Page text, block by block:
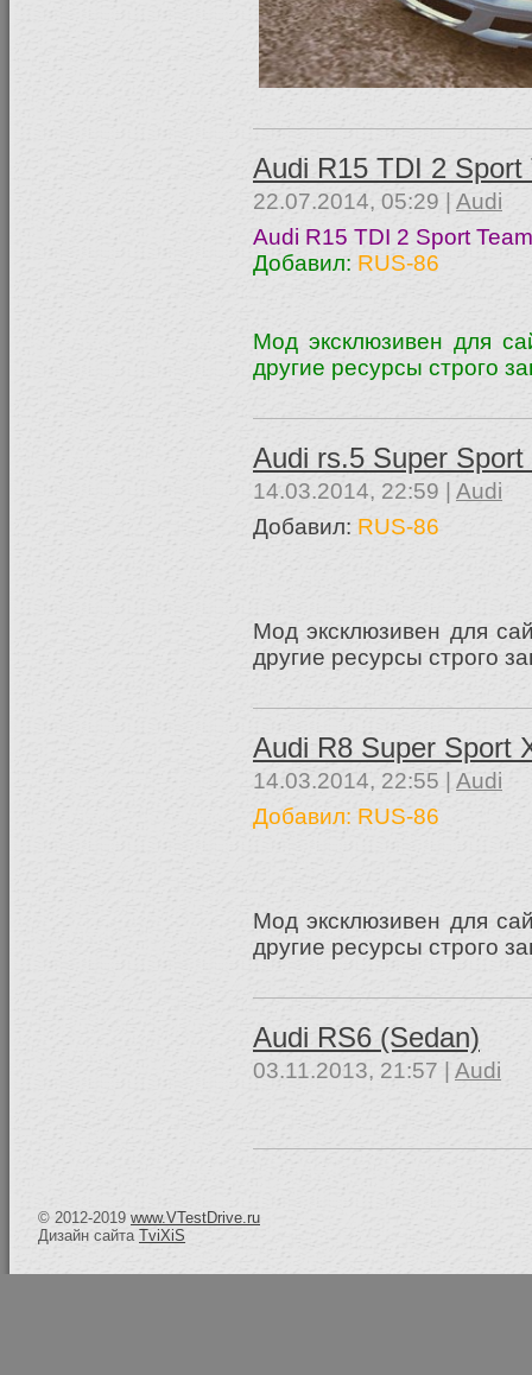
Audi R15 TDI 2 Sport
22.07.2014, 05:29 | Audi
Audi R15 TDI 2 Sport
Добавил: RUS-86
Мод эксклюзивен для
другие ресурсы строго
Audi rs.5 Super Sport
14.03.2014, 22:59 | Audi
Добавил: RUS-86
Мод эксклюзивен для
другие ресурсы строго
Audi R8 Super Sport
14.03.2014, 22:55 | Audi
Добавил: RUS-86
Мод эксклюзивен для
другие ресурсы строго
Audi RS6 (Sedan)
03.11.2013, 21:57 | Audi
© 2012-2019 www.VTestDrive.ru
Дизайн сайта TviXiS